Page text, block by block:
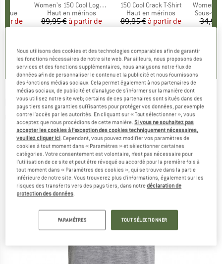
réduit
de
)
Article
Women's 150 Cool Logo T-Shirt
Product group
Haut en mérinos
Prix
89,95 € Prix réduit
à partir de
4,7(24)
Article
150 Cool Crack T-Shirt
Product group
Haut en mérinos
Prix
89,95 € Prix réduit
à partir de
4,3(3)
Article
Women's
Product
Sous-
34,95
ICEBREAKER -Tech Lite II S/S Tee Spring
Glow - Haut en mérinos
(0)
Nous utilisons des cookies et des technologies comparables afin de garantir
les fonctions nécessaires de notre site web. Par ailleurs, nous proposons des
services et des fonctions supplémentaires, nous analysons notre flux de
données afin de personnaliser le contenu et la publicité et nous fournissons
des fonctions médias sociaux. Cela permet également à nos partenaires de
médias sociaux, de publicité et d'analyse de s'informer sur la manière dont
vous utilisez notre site web; certains de ces partenaires sont situés dans des
pays tiers sans garanties suffisantes pour protéger vos données, par exemple
contre l'accès par les autorités. En cliquant sur « Tout sélectionner », vous
acceptez que nous procédions de cette manière.Si vous ne souhaitez pas
accepter les cookies à l’exception des cookies techniquement nécessaires,
veuillez cliquer ici. Cependant, vous pouvez modifier vos paramètres de
cookies à tout moment dans « Paramètres » et sélectionner certaines
catégories. Votre consentement est volontaire, n’est pas nécessaire pour
l’utilisation de ce site et peut être révoqué ou accordé pour la première fois à
tout moment dans « Paramètres des cookies », qui se trouve dans la partie
inférieure de notre site. Vous trouverez plus d'informations, également sur les
risques des transferts vers des pays tiers, dans notredéclaration de
protection des données.
PARAMÈTRES TOUT SÉLECTIONNER